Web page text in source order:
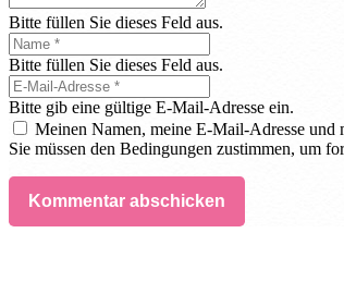
Bitte füllen Sie dieses Feld aus.
Bitte füllen Sie dieses Feld aus.
Bitte gib eine gültige E-Mail-Adresse ein.
Meinen Namen, meine E-Mail-Adresse und
Sie müssen den Bedingungen zustimmen, um
Kommentar abschicken